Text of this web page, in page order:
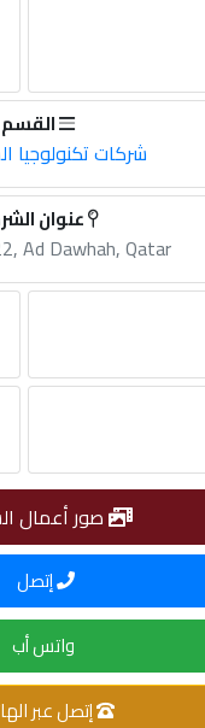
القسم
شركات تكنولوجيا
عنوان
Ad Dawhah, Qatar
صور أعمال
إتصل
واتس أب
إتصل عبر